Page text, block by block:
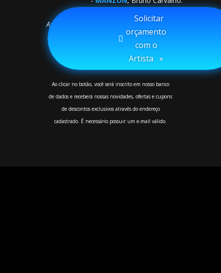
Animated Album Covers - Artist of the Year
⠀Solicitar
orçamento
com o
Artista⠀»
Ao clicar no botão, você será inscrito em nosso banco
de dados e receberá nossas novidades, ofertas e cupons
de descontos exclusivos através do endereço
cadastrado. É necessário possuir um e-mail válido.